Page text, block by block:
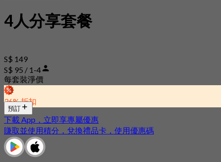
4人分享套餐
S$ 149
S$ 95 / 1-4
每套裝淨價
36% 折扣
預訂
下載 App，立即享專屬優惠
賺取並使用積分，兌換禮品卡，使用優惠碼